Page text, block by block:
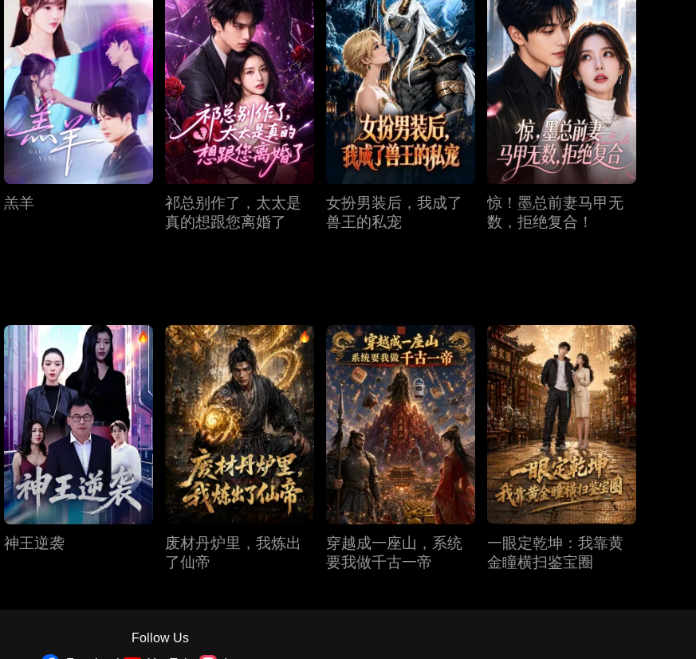
第34集 第35集 第36集
第37集 第38集 第39集
第40集
羔羊
祁总别作了，太太是
真的想跟您离婚了
女扮男装后，我成了
兽王的私宠
惊！墨总前妻马甲无
数，拒绝复合！
神王逆袭
废材丹炉里，我炼出
了仙帝
穿越成一座山，系统
要我做千古一帝
一眼定乾坤：我靠黄
金瞳横扫鉴宝圈
Follow Us